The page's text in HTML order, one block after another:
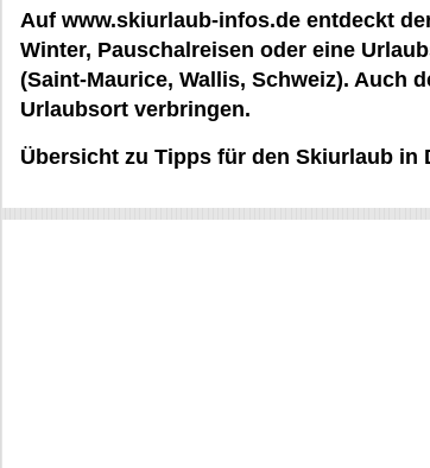
Auf www.skiurlaub-infos.de entdeckt
Winter, Pauschalreisen oder eine
(Saint-Maurice, Wallis, Schweiz). Auch
Urlaubsort verbringen.
Übersicht zu Tipps für den Skiurlaub in